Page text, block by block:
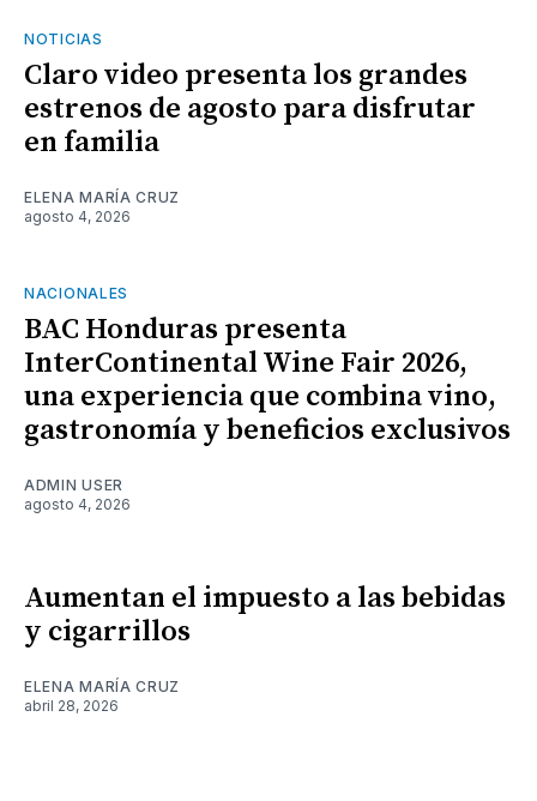
NOTICIAS
Claro video presenta los grandes
estrenos de agosto para disfrutar
en familia
ELENA MARÍA CRUZ
agosto 4, 2026
NACIONALES
BAC Honduras presenta
InterContinental Wine Fair 2026,
una experiencia que combina vino,
gastronomía y beneficios exclusivos
ADMIN USER
agosto 4, 2026
Aumentan el impuesto a las bebidas
y cigarrillos
ELENA MARÍA CRUZ
abril 28, 2026